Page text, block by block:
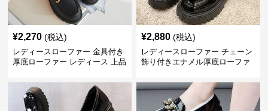
¥2,270 (税込)
レディースローファー 金具付き
厚底ローファー レディース 上品
¥2,880 (税込)
レディースローファー チェーン
飾り付きエナメル厚底ローファ